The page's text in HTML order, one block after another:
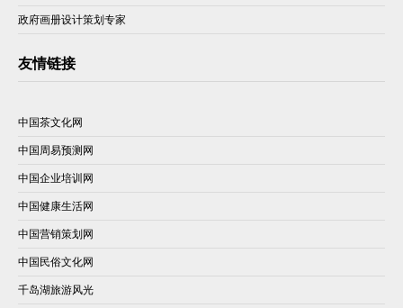
政府画册设计策划专家
友情链接
中国茶文化网
中国周易预测网
中国企业培训网
中国健康生活网
中国营销策划网
中国民俗文化网
千岛湖旅游风光